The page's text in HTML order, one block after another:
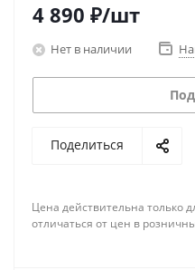
4 890 ₽/шт
Нет в наличии
Поделиться
Цена действительна только
отличаться от цен в